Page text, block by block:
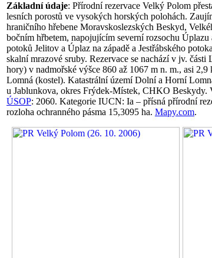
Základní údaje: Přírodní rezervace Velký Polom
lesních porostů ve vysokých horských polohách.
hraničního hřebene Moravskoslezských Beskyd,
bočním hřbetem, napojujícím severní rozsochu
potoků Jelitov a Úplaz na západě a Jestřábského
skalní mrazové sruby. Rezervace se nachází v jv.
hory) v nadmořské výšce 860 až 1067 m n. m., asi
Lomná (kostel). Katastrální území Dolní a Horní
u Jablunkova, okres Frýdek-Místek, CHKO Beskydy.
ÚSOP: 2060. Kategorie IUCN: Ia – přísná přírodní
rozloha ochranného pásma 15,3095 ha. Mapy.com.